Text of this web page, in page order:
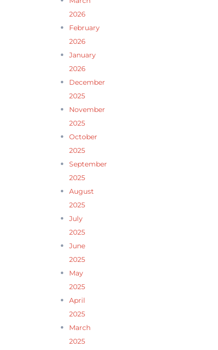
2026
February
2026
January
2026
December
2025
November
2025
October
2025
September
2025
August
2025
July
2025
June
2025
May
2025
April
2025
March
2025